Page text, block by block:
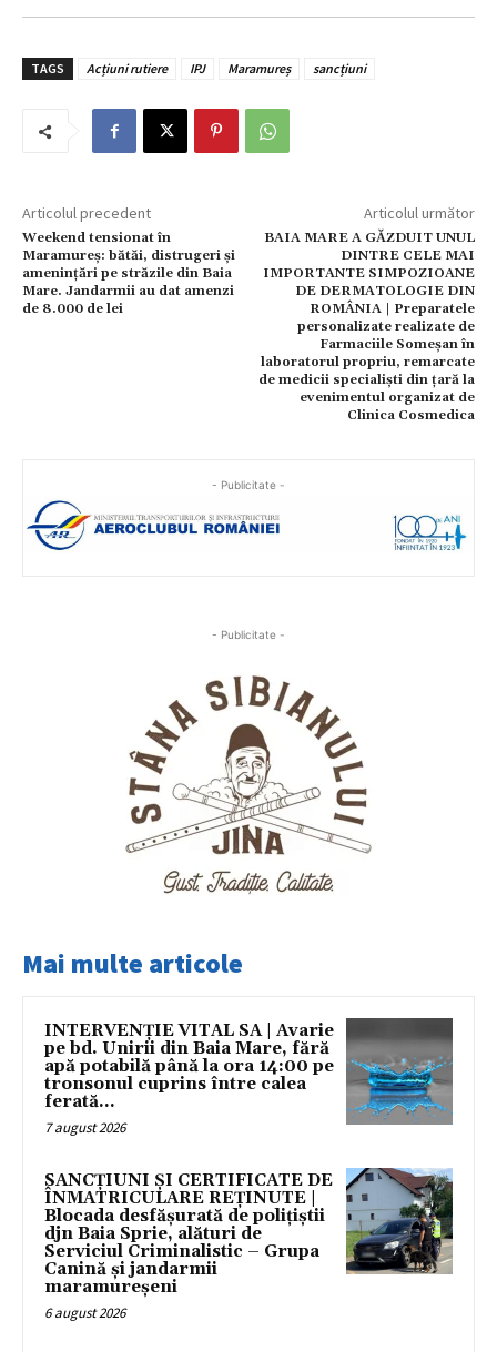
TAGS Acțiuni rutiere IPJ Maramureș sancțiuni
Articolul precedent
Weekend tensionat în
Maramureș: bătăi, distrugeri și
amenințări pe străzile din Baia
Mare. Jandarmii au dat amenzi
de 8.000 de lei
Articolul următor
BAIA MARE A GĂZDUIT UNUL
DINTRE CELE MAI
IMPORTANTE SIMPOZIOANE
DE DERMATOLOGIE DIN
ROMÂNIA | Preparatele
personalizate realizate de
Farmaciile Someșan în
laboratorul propriu, remarcate
de medicii specialiști din țară la
evenimentul organizat de
Clinica Cosmedica
- Publicitate -
- Publicitate -
Mai multe articole
INTERVENȚIE VITAL SA | Avarie
pe bd. Unirii din Baia Mare, fără
apă potabilă până la ora 14:00 pe
tronsonul cuprins între calea
ferată...
7 august 2026
SANCȚIUNI ȘI CERTIFICATE DE
ÎNMATRICULARE REȚINUTE |
Blocada desfășurată de polițiștii
djn Baia Sprie, alături de
Serviciul Criminalistic – Grupa
Canină și jandarmii
maramureșeni
6 august 2026